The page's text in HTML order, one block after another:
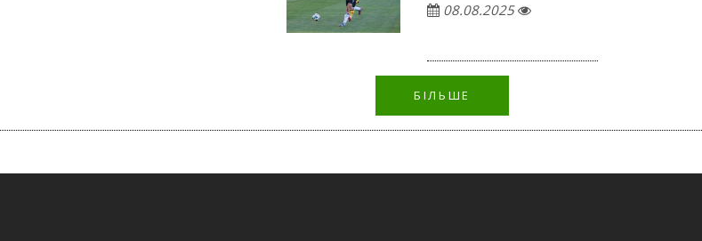
08.08.2025
БІЛЬШЕ